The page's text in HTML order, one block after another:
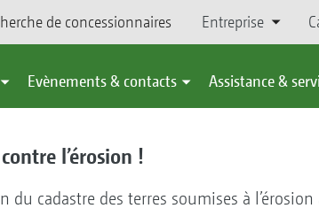
de concessionnaires Entreprise
Evènements & contacts Assistance &
l’érosion !
cadastre des terres soumises à